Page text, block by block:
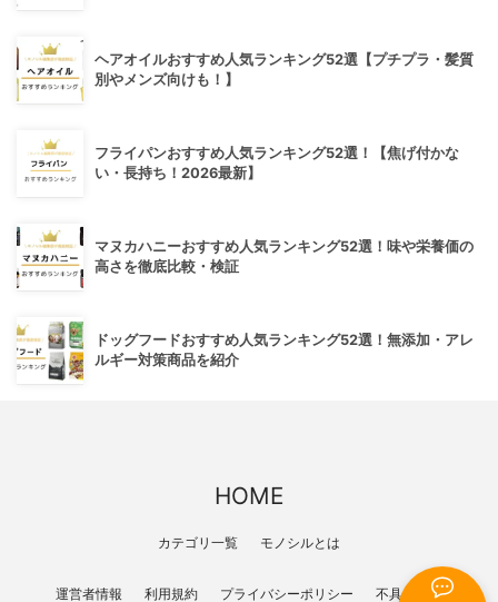
ヘアオイルおすすめ人気ランキング52選【プチプラ・髪質
別やメンズ向けも！】
フライパンおすすめ人気ランキング52選！【焦げ付かな
い・長持ち！2026最新】
マヌカハニーおすすめ人気ランキング52選！味や栄養価の
高さを徹底比較・検証
ドッグフードおすすめ人気ランキング52選！無添加・アレ
ルギー対策商品を紹介
HOME
カテゴリ一覧 モノシルとは
運営者情報 利用規約 プライバシーポリシー 不具合報告